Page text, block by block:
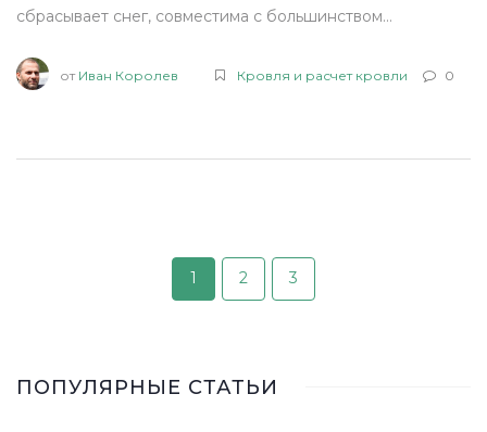
сбрасывает снег, совместима с большинством
конструкцию.
от Иван Королев Кровля и расчет кровли 0
1 2 3
ПОПУЛЯРНЫЕ СТАТЬИ